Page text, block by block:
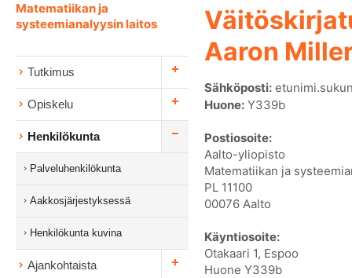
Matematiikan ja
systeemianalyysin laitos
Tutkimus
Opiskelu
Henkilökunta
Palveluhenkilökunta
Aakkosjärjestyksessä
Henkilökunta kuvina
Ajankohtaista
Aaron
Sähköposti:
Huone: Y339b
Postiosoite:
Aalto-yliopisto
Matematiikan ja
PL 11100
00076 Aalto
Käyntiosoite:
Otakaari 1, Espoo
Huone Y339b